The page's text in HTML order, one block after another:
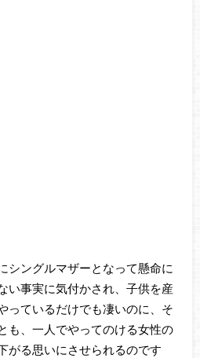
シングルマザーとなって懸命に
い事実に気付かされ、子供を産
っているだけでも凄いのに、そ
も、一人でやってのける女性の
がる思いにさせられるのです